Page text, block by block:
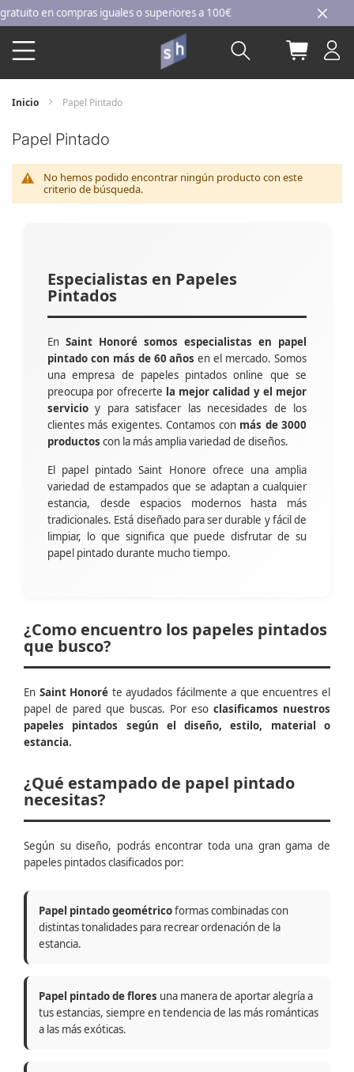
Ir
al
contenido
en compras iguales o superiores a 100€
Buscar Mi
Inicio Papel Pintado
Papel Pintado
No hemos podido encontrar ningún producto con este
criterio de búsqueda.
Especialistas en Papeles
Pintados
En Saint Honoré somos especialistas en papel
pintado con más de 60 años en el mercado. Somos
una empresa de papeles pintados online que se
preocupa por ofrecerte la mejor calidad y el mejor
servicio y para satisfacer las necesidades de los
clientes más exigentes. Contamos con más de 3000
productos con la más amplia variedad de diseños.
El papel pintado Saint Honore ofrece una amplia
variedad de estampados que se adaptan a cualquier
estancia, desde espacios modernos hasta más
tradicionales. Está diseñado para ser durable y fácil de
limpiar, lo que significa que puede disfrutar de su
papel pintado durante mucho tiempo.
¿Como encuentro los papeles pintados
que busco?
En Saint Honoré te ayudados fácilmente a que encuentres el
papel de pared que buscas. Por eso clasificamos nuestros
papeles pintados según el diseño, estilo, material o
estancia.
¿Qué estampado de papel pintado
necesitas?
Según su diseño, podrás encontrar toda una gran gama de
papeles pintados clasificados por:
Papel pintado geométricoformas combinadas con
distintas tonalidades para recrear ordenación de la
estancia.
Papel pintado de flores una manera de aportar alegría a
tus estancias, siempre en tendencia de las más románticas
a las más exóticas.